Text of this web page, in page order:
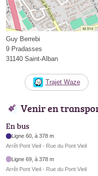
Guy Berrebi
9 Pradasses
31140 Saint-Alban
Trajet Waze
Venir en
En bus
Ligne 60, à 378 m
Arrêt Pont Vieil - Rue du Pont Vieil
Ligne 69, à 378 m
Arrêt Pont Vieil - Rue du Pont Vieil